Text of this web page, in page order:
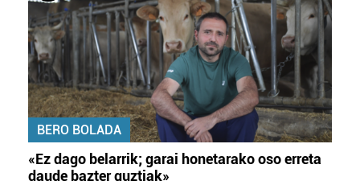
BERO BOLADA
«Ez dago belarrik; garai honetarako oso erreta
daude bazter guztiak»